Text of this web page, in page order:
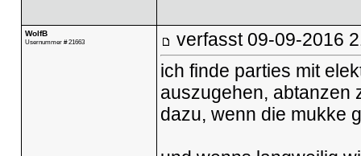
WolfB
Usernummer # 21663 verfasst 09-09-2016
ich finde parties mit
auszugehen, abtanzen
dazu, wenn die mukke